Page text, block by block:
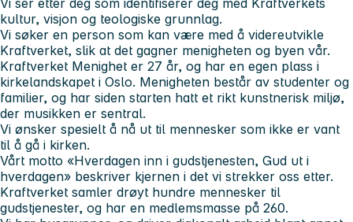
kultur, visjon og teologiske grunnlag.
Vi søker en person som kan være med å videreutvikle
Kraftverket, slik at det gagner menigheten og byen vår.
Kraftverket Menighet er 27 år, og har en egen plass i
kirkelandskapet i Oslo. Menigheten består av studenter og
familier, og har siden starten hatt et rikt kunstnerisk miljø,
der musikken er sentral.
Vi ønsker spesielt å nå ut til mennesker som ikke er vant
til å gå i kirken.
Vårt motto «Hverdagen inn i gudstjenesten, Gud ut i
hverdagen» beskriver kjernen i det vi strekker oss etter.
Kraftverket samler drøyt hundre mennesker til
gudstjenester, og har en medlemsmasse på 260.